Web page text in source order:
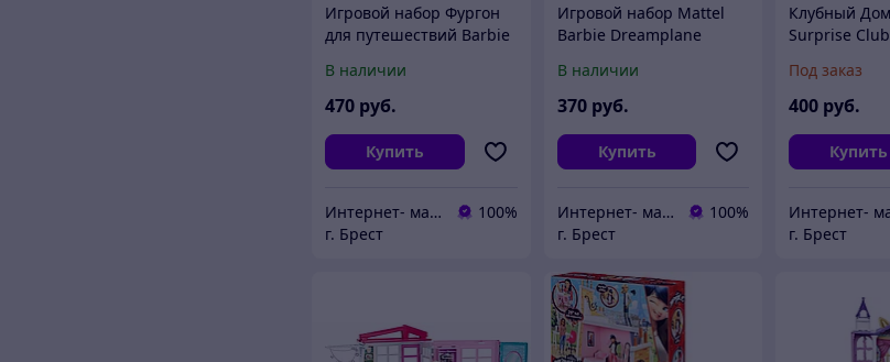
Игровой набор Фургон
для путешествий Barbie
GHL93
В наличии
470 руб.
Купить
Интернет- магазин O'кей маркет
100%
г. Брест
Игровой набор Mattel
Barbie Dreamplane
В наличии
370 руб.
Купить
Интернет- магазин O'кей маркет
100%
г. Брест
Клубный
Surprise
Под заказ
400 руб.
Купить
г. Брест